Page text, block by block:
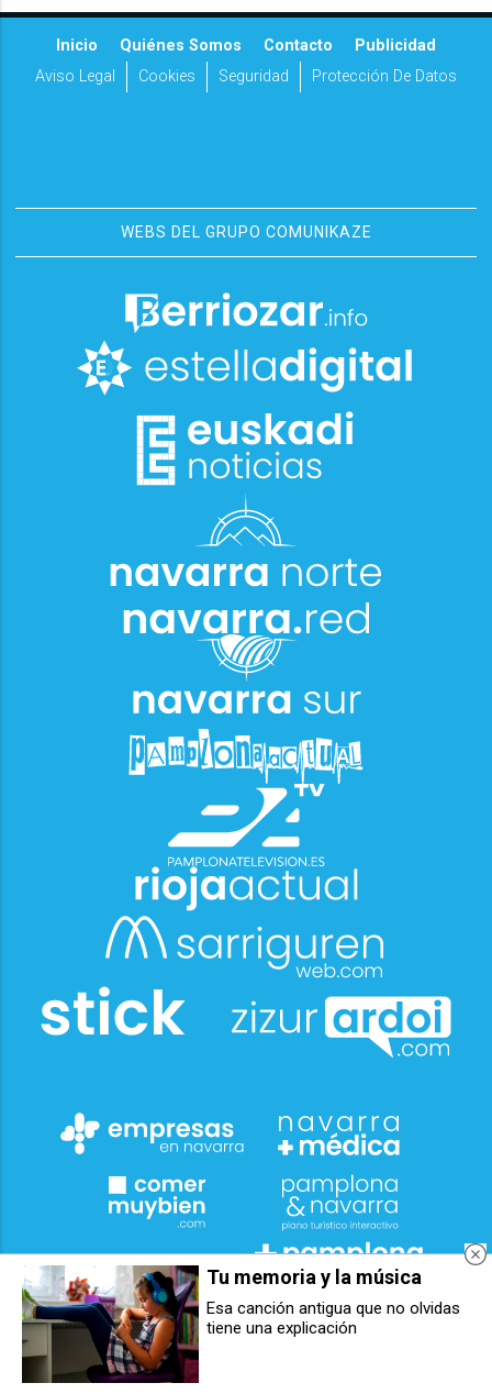
Inicio Quiénes Somos Contacto
Publicidad
Aviso Legal
Cookies Seguridad Protección De Datos
WEBS DEL GRUPO COMUNIKAZE
Berriozar acoge este sábado una
velada benéfica de boxeo amateur
con destino solidario a Cuba
La obra «Gure jaiak» de Irati
Tu memoria y la música
Esa canción antigua que no olvidas
tiene una explicación